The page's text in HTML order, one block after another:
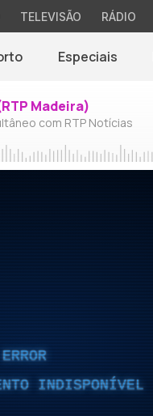
TELEVISÃO RÁDIO
Especiais
Madeira)
com RTP Notícias
INDISPONÍVEL